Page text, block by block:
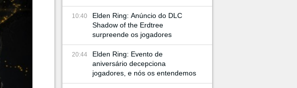
10:40
Elden Ring: Anúncio do DLC
Shadow of the Erdtree
surpreende os jogadores
20:44
Elden Ring: Evento de
aniversário decepciona
jogadores, e nós os entendemos